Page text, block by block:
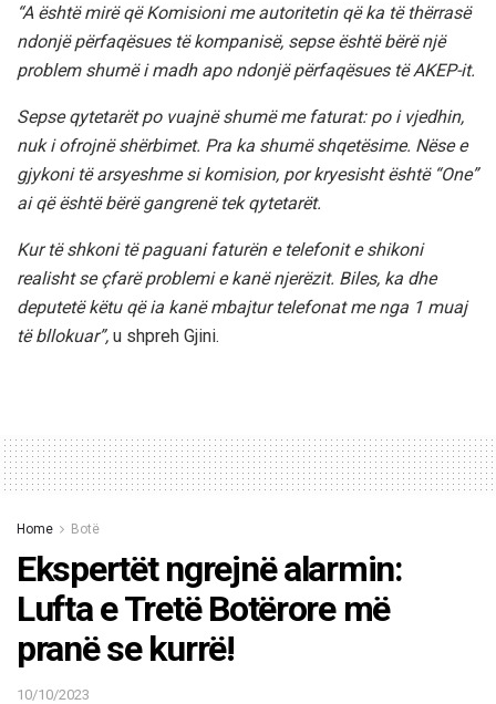
“A është mirë që Komisioni me autoritetin që ka të thërrasë
ndonjë përfaqësues të kompanisë, sepse është bërë një
problem shumë i madh apo ndonjë përfaqësues të AKEP-it.
Sepse qytetarët po vuajnë shumë me faturat: po i vjedhin,
nuk i ofrojnë shërbimet. Pra ka shumë shqetësime. Nëse e
gjykoni të arsyeshme si komision, por kryesisht është “One”
ai që është bërë gangrenë tek qytetarët.
Kur të shkoni të paguani faturën e telefonit e shikoni
realisht se çfarë problemi e kanë njerëzit. Biles, ka dhe
deputetë këtu që ia kanë mbajtur telefonat me nga 1 muaj
të bllokuar”, u shpreh Gjini.
Home Botë
Ekspertët ngrejnë alarmin:
Lufta e Tretë Botërore më
pranë se kurrë!
10/10/2023